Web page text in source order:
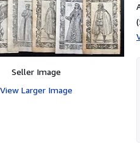
Seller Image
View Larger Image